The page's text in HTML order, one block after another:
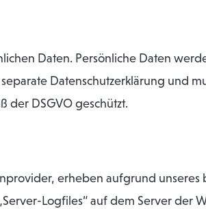
Daten. Persönliche Daten
Datenschutzerklärung und
der DSGVO geschützt.
erheben aufgrund unseres
Logfiles“ auf dem Server der